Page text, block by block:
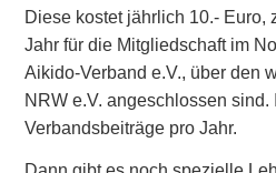
Diese kostet jährlich 10.- Euro,
Jahr für die Mitgliedschaft im
Aikido-Verband e.V., über den
NRW e.V. angeschlossen
Verbandsbeiträge pro Jahr.